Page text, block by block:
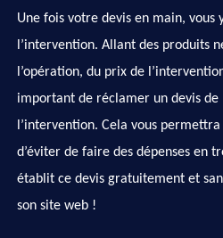
Une fois votre devis en main, vous
l’intervention. Allant des produits
l’opération, du prix de
important de réclamer un devis
l’intervention. Cela vous
d’éviter de faire des dépenses en
établit ce devis gratuitement et
son site web !